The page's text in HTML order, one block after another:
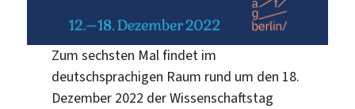
Zum sechsten Mal findet im
deutschsprachigen Raum rund um den 18.
Dezember 2022 der Wissenschaftstag